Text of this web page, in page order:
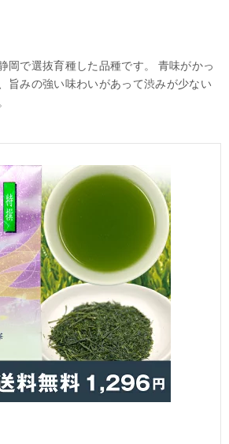
岡で選抜育種した品種です。 青味がかっ
旨みの強い味わいがあって渋みが少ない